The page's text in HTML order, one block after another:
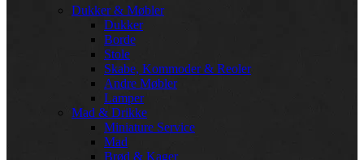
Dukker & Møbler
Dukker
Borde
Stole
Skabe, Kommoder & Reoler
Andre Møbler
Lamper
Mad & Drikke
Miniature Service
Mad
Brød & Kager